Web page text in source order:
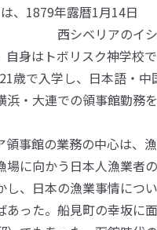
、1879年露暦1月14日
ム（
身はトボリスク神学校
歳で入学し、日本語・中
・大連での領事館勤務を
事館の業務の中心は、
に向かう日本人漁業者
、日本の漁業事情につ
った。船見町の幸坂に